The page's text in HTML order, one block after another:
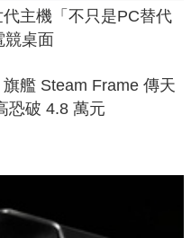
主機「不只是PC替代
競桌面
艦 Steam Frame 傳天
恐破 4.8 萬元